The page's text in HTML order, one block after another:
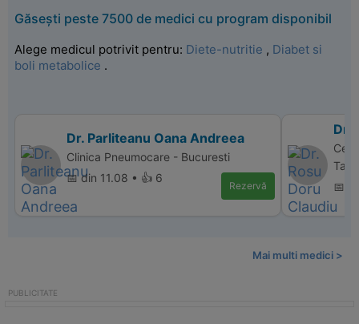
Găsești peste 7500 de medici cu program disponibil
Alege medicul potrivit pentru: Diete-nutritie , Diabet si
boli metabolice .
Dr. Parliteanu Oana Andreea
Clinica Pneumocare - Bucuresti
📅 din 11.08 • 👍 6
Rezervă
Dr.
📅
Mai multi medici >